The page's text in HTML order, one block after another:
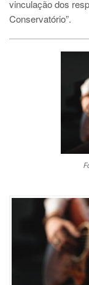
vinculação dos
Conservatório”.